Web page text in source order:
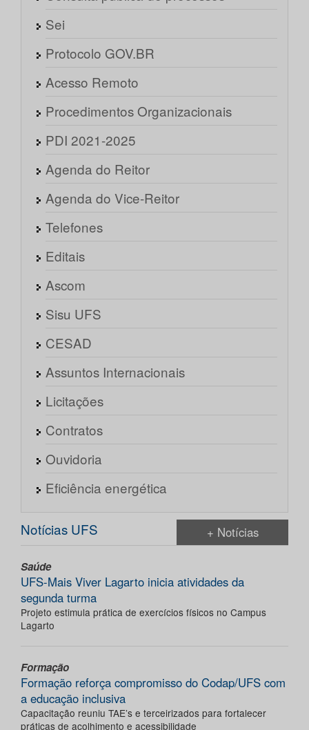
Sei
Protocolo GOV.BR
Acesso Remoto
Procedimentos Organizacionais
PDI 2021-2025
Agenda do Reitor
Agenda do Vice-Reitor
Telefones
Editais
Ascom
Sisu UFS
CESAD
Assuntos Internacionais
Licitações
Contratos
Ouvidoria
Eficiência energética
Notícias UFS + Notícias
Saúde
UFS-Mais Viver Lagarto inicia atividades da
segunda turma
Projeto estimula prática de exercícios físicos no Campus
Lagarto
Formação
Formação reforça compromisso do Codap/UFS com
a educação inclusiva
Capacitação reuniu TAE’s e terceirizados para fortalecer
práticas de acolhimento e acessibilidade